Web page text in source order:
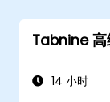
Tabnine 高
14 小时